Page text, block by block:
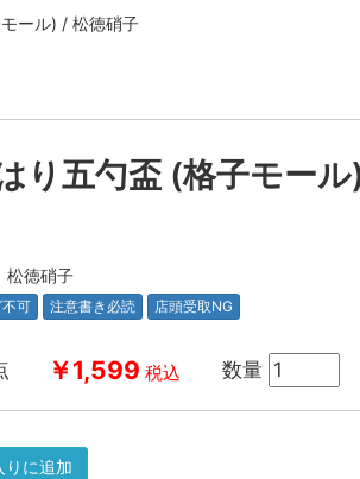
ール) / 松徳硝子
り五勺盃 (格子モー
松徳硝子
可 注意書き必読 店頭受取NG
￥1,599 税込 数量
りに追加